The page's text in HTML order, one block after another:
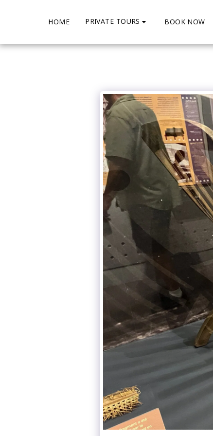
HOME PRIVATE TOURS BOOK NOW